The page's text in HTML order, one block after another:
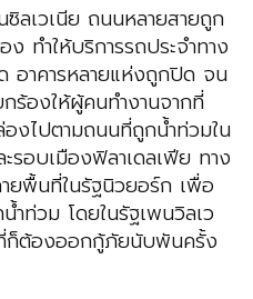
ลเวเนีย ถนนหลายสายถูก
ทำให้บริการรถประจำทาง
อาคารหลายแห่งถูกปิด จน
ร้องให้ผู้คนทำงานจากที่
งไปตามถนนที่ถูกน้ำท่วมใน
รอบเมืองฟิลาเดลเฟีย ทาง
ยพื้นที่ในรัฐนิวยอร์ก เพื่อ
ท่วม โดยในรัฐเพนวิลเว
ก็ต้องออกกู้ภัยนับพันครั้ง